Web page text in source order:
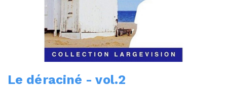
Le déraciné - vol.2